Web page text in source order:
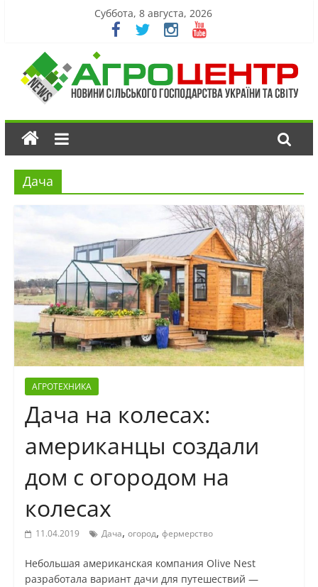
Суббота, 8 августа, 2026
Дача
АГРОТЕХНИКА
Дача на колесах:
американцы создали
дом с огородом на
колесах
11.04.2019 Дача, огород, фермерство
Небольшая американская компания Olive Nest
разработала вариант дачи для путешествий —